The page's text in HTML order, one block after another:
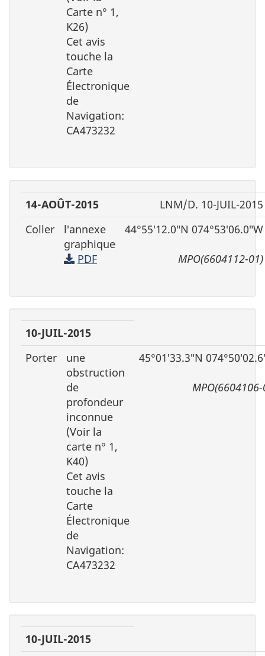
Carte n° 1,
K26)
Cet avis
touche la
Carte
Électronique
de
Navigation:
CA473232
14-AOÛT-2015
LNM/D. 10-JUIL-2015
Coller
l′annexe
graphique
PDF
44°55′12.0″N 074°53′06.0″W
MPO(6604112-01)
10-JUIL-2015
Porter
une
obstruction
de
profondeur
inconnue
(Voir la
carte n° 1,
K40)
Cet avis
touche la
Carte
Électronique
de
Navigation:
CA473232
45°01′33.3″N
10-JUIL-2015